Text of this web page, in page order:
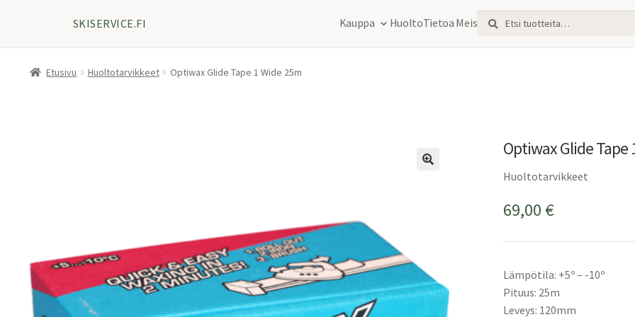
SKISERVICE.FI Kauppa HuoltoTietoa MeistäEtsi:
Haku
Etusivu Huoltotarvikkeet Optiwax Glide Tape 1 Wide 25m
Optiwax Glide Tape
Huoltotarvikkeet
69,00 €
Lämpötila: +5º – -10º
Pituus: 25m
Leveys: 120mm